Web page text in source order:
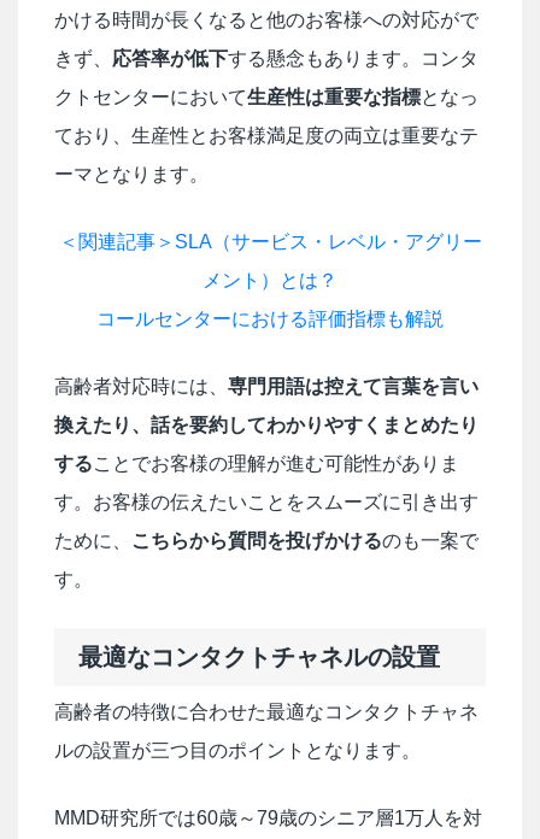
かける時間が長くなると他のお客様への対応がで
きず、 応答率が低下する懸念もあります。コンタ
クトセンターにおいて生産性は重要な指標となっ
ており、生産性とお客様満足度の両立は重要なテ
ーマとなります。
＜関連記事＞SLA（サービス・レベル・アグリー
メント）とは？
コールセンターにおける評価指標も解説
高齢者対応時には、 専門用語は控えて言葉を言い
換えたり、話を要約してわかりやすくまとめたり
することでお客様の理解が進む可能性がありま
す。お客様の伝えたいことをスムーズに引き出す
ために、
こちらから質問を投げかけるのも一案で
す。
最適なコンタクトチャネルの設置
高齢者の特徴に合わせた最適なコンタクトチャネ
ルの設置が三つ目のポイントとなります。
MMD研究所では60歳～79歳のシニア層1万人を対